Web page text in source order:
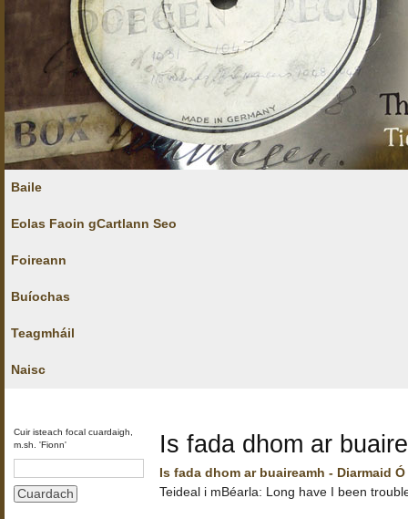
Baile
Eolas Faoin gCartlann Seo
Foireann
Buíochas
Teagmháil
Naisc
Cuir isteach focal cuardaigh,
m.sh. 'Fionn'
Is fada dhom ar
Is fada dhom ar buaireamh - Diarmaid
Teideal i mBéarla: Long have I been